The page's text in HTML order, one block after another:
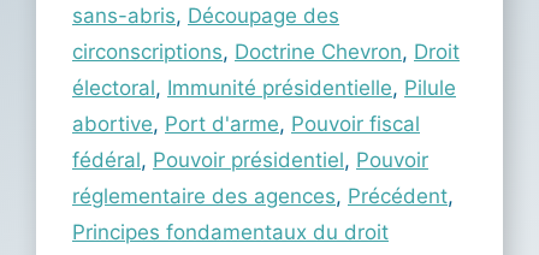
sans-abris, Découpage des
circonscriptions, Doctrine Chevron, Droit
électoral, Immunité présidentielle, Pilule
abortive, Port d'arme, Pouvoir fiscal
fédéral, Pouvoir présidentiel, Pouvoir
réglementaire des agences, Précédent,
Principes fondamentaux du droit